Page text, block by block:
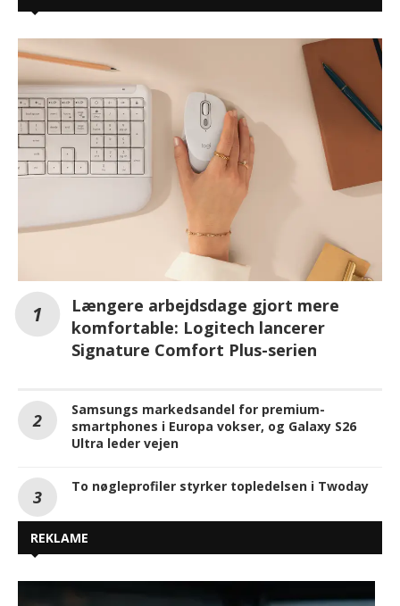
Længere arbejdsdage gjort mere
komfortable: Logitech lancerer
Signature Comfort Plus-serien
Samsungs markedsandel for premium-
smartphones i Europa vokser, og Galaxy S26
Ultra leder vejen
To nøgleprofiler styrker topledelsen i Twoday
REKLAME